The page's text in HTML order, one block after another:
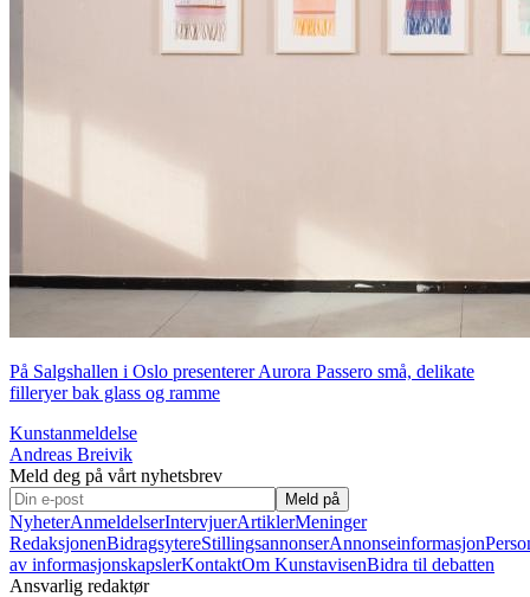
På Salgshallen i Oslo presenterer Aurora Passero små, delikate
filleryer bak glass og ramme
Kunstanmeldelse
Andreas Breivik
Meld deg på vårt nyhetsbrev
Meld på
NyheterAnmeldelserIntervjuerArtiklerMeninger
RedaksjonenBidragsytereStillingsannonserAnnonseinformasjon
av informasjonskapslerKontaktOm KunstavisenBidra til debatten
Ansvarlig redaktør